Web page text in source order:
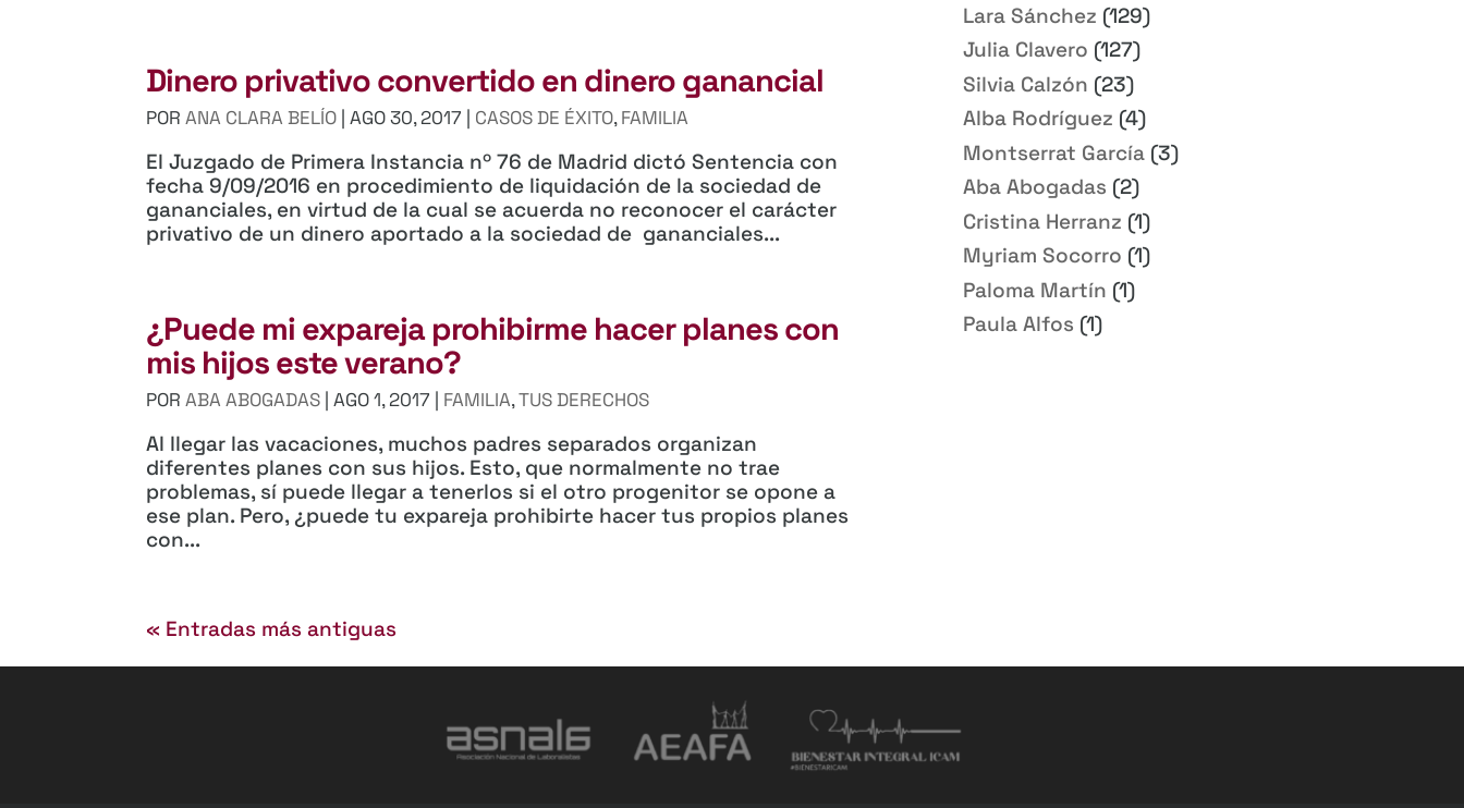
Dinero privativo convertido en dinero ganancial
PORANA CLARA BELÍO |AGO 30, 2017 | CASOS DE ÉXITO,FAMILIA
El Juzgado de Primera Instancia nº 76 de Madrid dictó Sentencia con
fecha 9/09/2016 en procedimiento de liquidación de la sociedad de
gananciales, en virtud de la cual se acuerda no reconocer el carácter
privativo de un dinero aportado a la sociedad de gananciales...
¿Puede mi expareja prohibirme hacer planes con
mis hijos este verano?
PORABA ABOGADAS |AGO 1, 2017 | FAMILIA,TUS DERECHOS
Al llegar las vacaciones, muchos padres separados organizan
diferentes planes con sus hijos. Esto, que normalmente no trae
problemas, sí puede llegar a tenerlos si el otro progenitor se opone a
ese plan. Pero, ¿puede tu expareja prohibirte hacer tus propios planes
con...
« Entradas más antiguas
Lara Sánchez (129)
Julia Clavero (127)
Silvia Calzón (23)
Alba Rodríguez (4)
Montserrat García (3)
Aba Abogadas (2)
Cristina Herranz (1)
Myriam Socorro (1)
Paloma Martín (1)
Paula Alfos (1)